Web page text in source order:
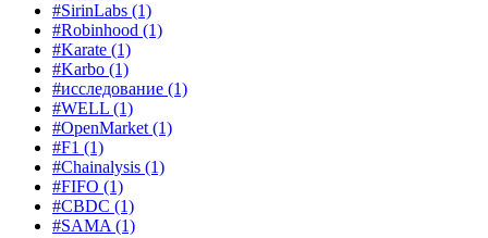
#SirinLabs (1)
#Robinhood (1)
#Karate (1)
#Karbo (1)
#исследование (1)
#WELL (1)
#OpenMarket (1)
#F1 (1)
#Chainalysis (1)
#FIFO (1)
#CBDC (1)
#SAMA (1)